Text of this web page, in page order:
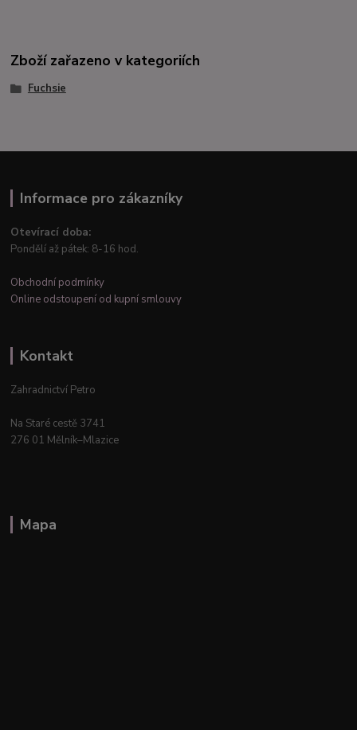
Zboží zařazeno v kategoriích
Fuchsie
Informace pro zákazníky
Otevírací doba:
Pondělí až pátek: 8-16 hod.
Obchodní podmínky
Online odstoupení od kupní smlouvy
Kontakt
Zahradnictví Petro
Na Staré cestě 3741
276 01 Mělník–Mlazice
Mapa